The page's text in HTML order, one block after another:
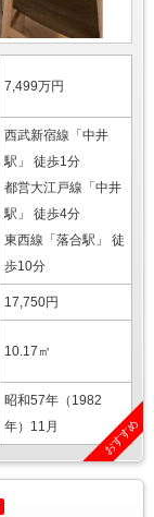
7,499万円
西武新宿線「中井
駅」 徒歩1分
都営大江戸線「中井
駅」 徒歩4分
東西線「落合駅」 徒
歩10分
17,750円
10.17㎡
昭和57年（1982
年）11月
おすすめ